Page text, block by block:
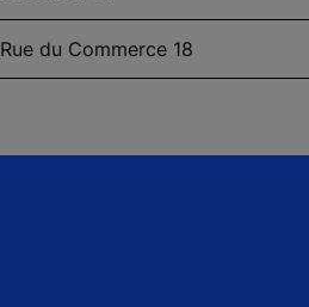
Rue du Commerce 18